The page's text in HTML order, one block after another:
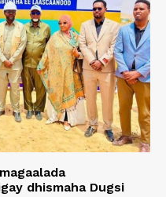
dhismaha Dugsi